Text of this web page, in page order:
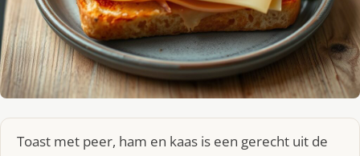
Toast met peer, ham en kaas is een gerecht uit de